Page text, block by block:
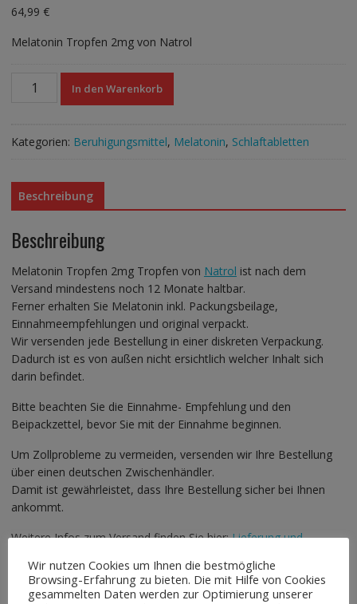
64,99 €
Melatonin Tropfen 2mg von Natrol
Melatonin
Tropfen
In den Warenkorb
Kategorien: Beruhigungsmittel, Melatonin, Schlaftabletten
Beschreibung
Beschreibung
Melatonin Tropfen 2mg Tropfen von Natrol ist nach dem
Versand mindestens noch 12 Monate haltbar.
Ferner erhalten Sie Melatonin inkl. Packungsbeilage,
Einnahmeempfehlungen und original verpackt.
Wir versenden jede Bestellung in einer diskreten Verpackung.
Dadurch ist es von außen nicht ersichtlich welcher Inhalt sich
darin befindet.
Bitte beachten Sie die Einnahme- Empfehlung und den
Beipackzettel, bevor Sie mit der Einnahme beginnen.
Um Zollprobleme zu vermeiden, versenden wir Ihre Bestellung
über einen deutschen Zwischenhändler.
Damit ist gewährleistet, dass Ihre Bestellung sicher bei Ihnen
ankommt.
Weitere Infos zum Versand finden Sie hier:Lieferung und
Zurück zur Startseite
Wir nutzen Cookies um Ihnen die bestmögliche
Browsing-Erfahrung zu bieten. Die mit Hilfe von Cookies
gesammelten Daten werden zur Optimierung unserer